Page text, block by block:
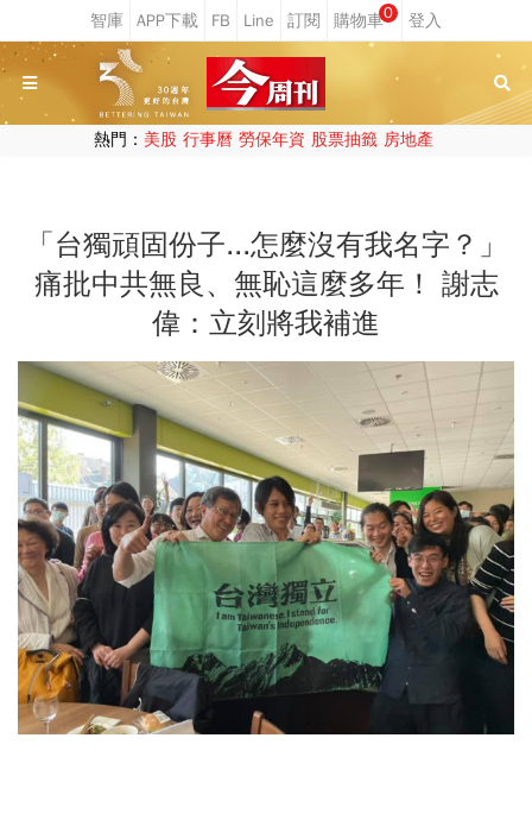
0
熱門： 美股 行事曆 勞保年資 股票抽籤 房地產
「台獨頑固份子...怎麼沒有我名字？」
痛批中共無良、無恥這麼多年！ 謝志
偉：立刻將我補進